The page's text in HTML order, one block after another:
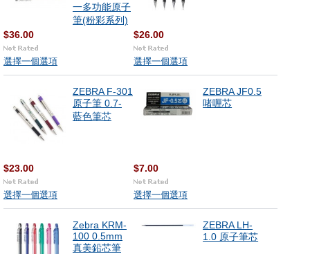
一多功能原子
筆(粉彩系列)
$36.00
選擇一個選項
$26.00
選擇一個選項
ZEBRA F-301
原子筆 0.7-
藍色筆芯
$23.00
選擇一個選項
ZEBRA JF0.5
啫喱芯
$7.00
選擇一個選項
Zebra KRM-
100 0.5mm
真美鉛芯筆
ZEBRA LH-
1.0 原子筆芯